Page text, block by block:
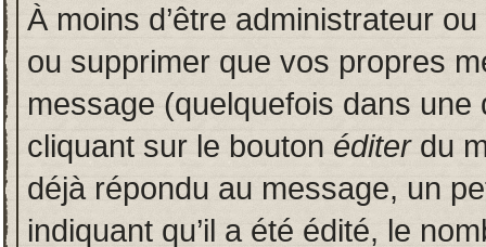
À moins d’être administrateur
ou supprimer que vos propres
message (quelquefois dans
cliquant sur le bouton éditerdu
déjà répondu au message, un
indiquant qu’il a été édité, le